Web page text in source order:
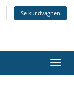
Se kundvagnen